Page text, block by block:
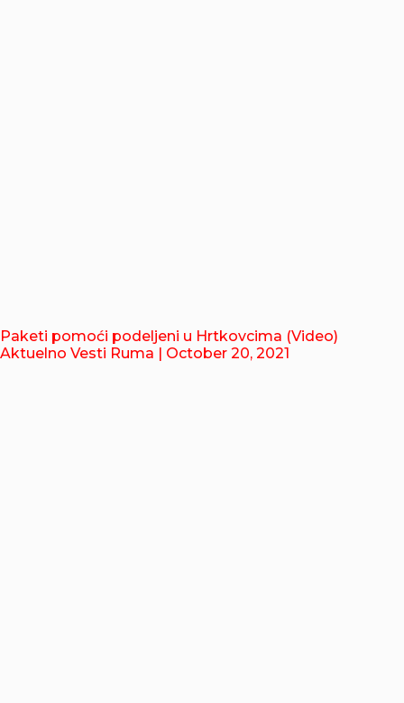
Paketi pomoći podeljeni u Hrtkovcima (Video)
Aktuelno Vesti Ruma | October 20, 2021